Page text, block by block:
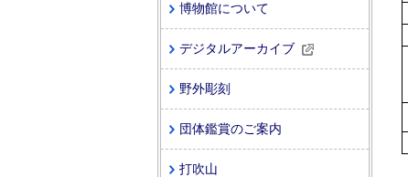
博物館について
デジタルアーカイブ
野外彫刻
団体鑑賞のご案内
打吹山